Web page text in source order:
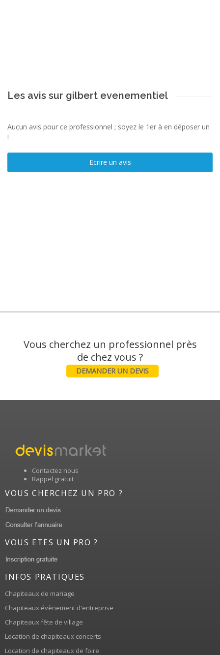
Les avis sur gilbert evenementiel
Aucun avis pour ce professionnel ; soyez le 1er à en déposer un
!
Ecrire un avis
Vous cherchez un professionnel près
DEMANDER UN DEVIS
Contactez nous
Rappel gratuit
VOUS CHERCHEZ UN PRO ?
VOUS ETES UN PRO ?
INFOS PRATIQUES
Chapiteaux de mariage
Chapiteaux évènement d'entreprise
Chapiteaux fête de village
Location de chapiteaux concerts
Location de chapiteaux de foire